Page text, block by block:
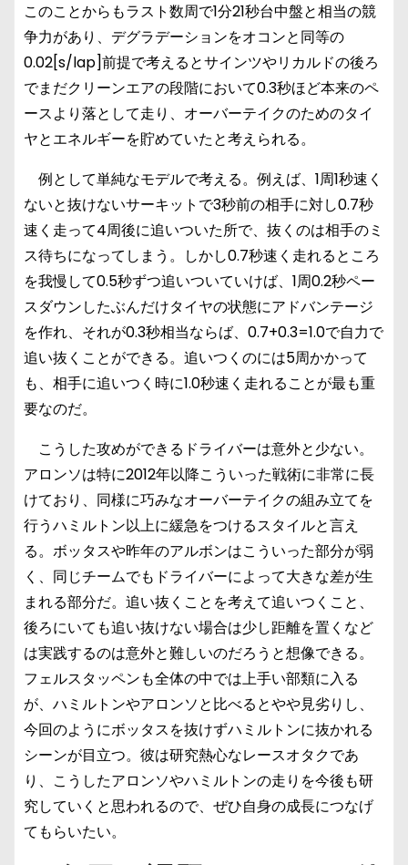
このことからもラスト数周で1分21秒台中盤と相当の競
争力があり、デグラデーションをオコンと同等の
0.02[s/lap]前提で考えるとサインツやリカルドの後ろ
でまだクリーンエアの段階において0.3秒ほど本来のペ
ースより落として走り、オーバーテイクのためのタイ
ヤとエネルギーを貯めていたと考えられる。
例として単純なモデルで考える。例えば、1周1秒速く
ないと抜けないサーキットで3秒前の相手に対し0.7秒
速く走って4周後に追いついた所で、抜くのは相手のミ
ス待ちになってしまう。しかし0.7秒速く走れるところ
を我慢して0.5秒ずつ追いついていけば、1周0.2秒ペー
スダウンしたぶんだけタイヤの状態にアドバンテージ
を作れ、それが0.3秒相当ならば、0.7+0.3=1.0で自力で
追い抜くことができる。追いつくのには5周かかって
も、相手に追いつく時に1.0秒速く走れることが最も重
要なのだ。
こうした攻めができるドライバーは意外と少ない。
アロンソは特に2012年以降こういった戦術に非常に長
けており、同様に巧みなオーバーテイクの組み立てを
行うハミルトン以上に緩急をつけるスタイルと言え
る。ボッタスや昨年のアルボンはこういった部分が弱
く、同じチームでもドライバーによって大きな差が生
まれる部分だ。追い抜くことを考えて追いつくこと、
後ろにいても追い抜けない場合は少し距離を置くなど
は実践するのは意外と難しいのだろうと想像できる。
フェルスタッペンも全体の中では上手い部類に入る
が、ハミルトンやアロンソと比べるとやや見劣りし、
今回のようにボッタスを抜けずハミルトンに抜かれる
シーンが目立つ。彼は研究熱心なレースオタクであ
り、こうしたアロンソやハミルトンの走りを今後も研
究していくと思われるので、ぜひ自身の成長につなげ
てもらいたい。